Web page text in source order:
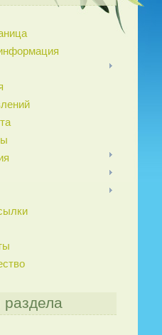
раздела